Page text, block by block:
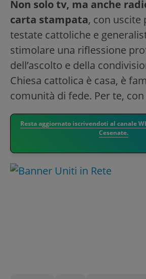
Non solo tv, ma anche
carta stampata, con uscite
testate cattoliche e
stimolare una riflessione
dell’ascolto e della
Chiesa cattolica è casa, è
comunità di fede. Per te, con
Resta aggiornato iscrivendoti al canale
Cesenate.